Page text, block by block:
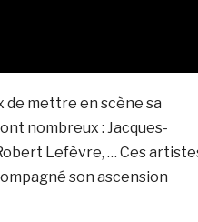
de mettre en scène sa
nombreux : Jacques-
Lefèvre, … Ces
son ascension